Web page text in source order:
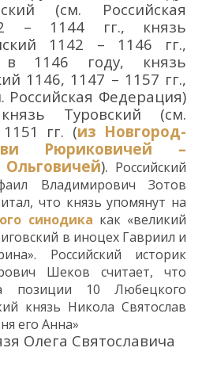
(см. Российская
– 1144 гг., князь
1142 – 1146 гг.,
в 1146 году, князь
1146, 1147 – 1157 гг.,
Российская Федерация)
Туровский (см.
гг. (из Новгород-
Рюриковичей –
Ольговичей). Российский
Владимирович Зотов
что князь упомянут на
синодика как «великий
в иноцех Гавриил и
.
Российский историк
Шеков считает, что
позиции 10 Любецкого
князь Никола Святослав
его Анна»
Олега Святославича